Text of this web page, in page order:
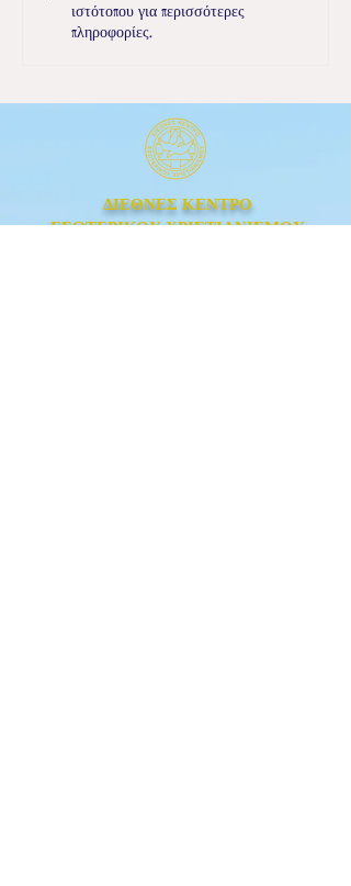
ιστότοπου για περισσότερες
πληροφορίες.
ΔΙΕΘΝΕΣ ΚΕΝΤΡΟ
ΕΣΩΤΕΡΙΚΟΥ ΧΡΙΣΤΙΑΝΙΣΜΟΥ